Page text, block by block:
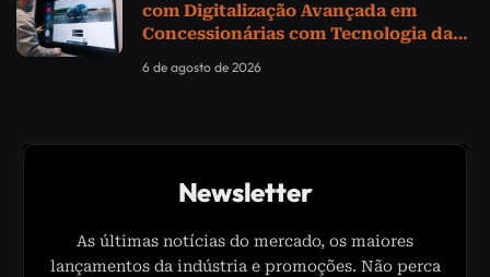
com Digitalização Avançada em
Concessionárias com Tecnologia da
6 de agosto de 2026
Newsletter
As últimas notícias do mercado, os maiores
lançamentos da indústria e promoções. Não perca